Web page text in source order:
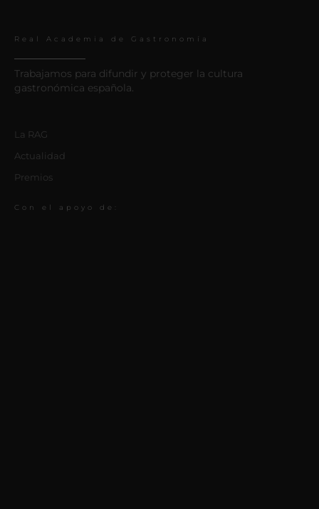
Real Academia de Gastronomía
Trabajamos para difundir y proteger la cultura
gastronómica española.
La RAG
Actualidad
Premios
Con el apoyo de: